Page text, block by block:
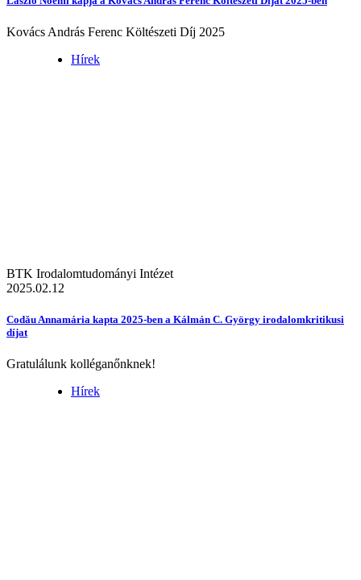
Kovács András Ferenc Költészeti Díj 2025
Hírek
BTK Irodalomtudományi Intézet
2025.02.12
Codău Annamária kapta 2025-ben a Kálmán C. György irodalomkritikusi
díjat
Gratulálunk kolléganőnknek!
Hírek